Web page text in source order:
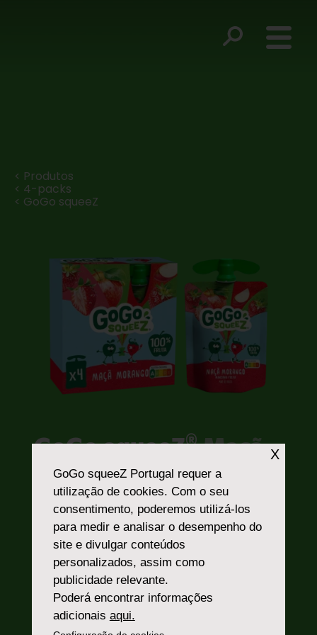
< Produtos
< 4-packs
< GoGo squeeZ
GoGo squeeZ® Maçã
Morango
Ricos Morangos!
O GoGo squeeZ® Maçã Morango é um
delicioso puré de fruta para deliciar os
amantes do morango durante todo o ano.
Disponível numa embalagem prática e
conveniente, sem necessidade de usar
colher, com GoGo squeeZ® é fácil gostar de
X
GoGo squeeZ Portugal requer a
utilização de cookies. Com o seu
consentimento, poderemos utilizá-los
para medir e analisar o desempenho do
site e divulgar conteúdos
personalizados, assim como
publicidade relevante.
Poderá encontrar informações
adicionais aqui.